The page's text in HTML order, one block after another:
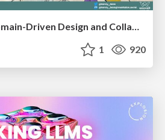
Introduction to Domain-Driven Design and Collaborative software design
1 920